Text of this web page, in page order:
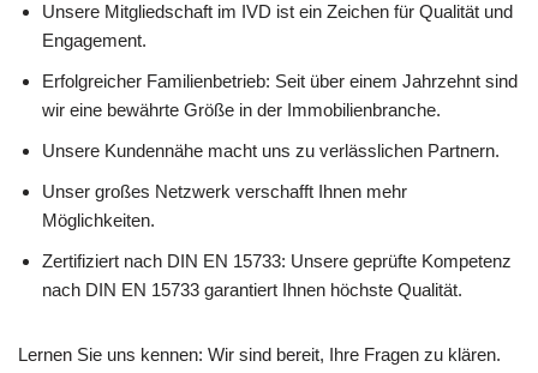
Unsere Mitgliedschaft im IVD ist ein Zeichen für Qualität und
Engagement.
Erfolgreicher Familienbetrieb: Seit über einem Jahrzehnt sind
wir eine bewährte Größe in der Immobilienbranche.
Unsere Kundennähe macht uns zu verlässlichen Partnern.
Unser großes Netzwerk verschafft Ihnen mehr
Möglichkeiten.
Zertifiziert nach DIN EN 15733: Unsere geprüfte Kompetenz
nach DIN EN 15733 garantiert Ihnen höchste Qualität.
Lernen Sie uns kennen: Wir sind bereit, Ihre Fragen zu klären.